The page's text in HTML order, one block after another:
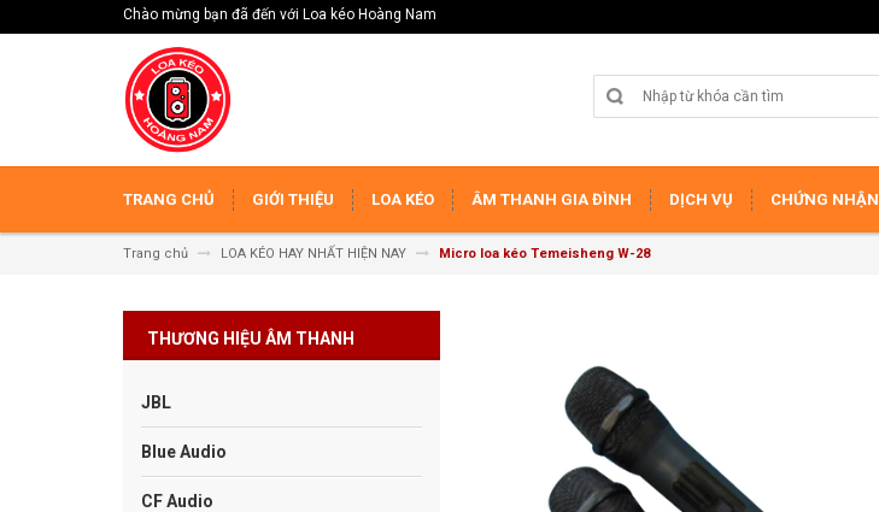
Chào mừng bạn đã đến với Loa kéo Hoàng Nam
TRANG CHỦ GIỚI THIỆU LOA KÉO ÂM THANH GIA ĐÌNH DỊCH VỤ CHỨNG NHẬN
Trang chủ LOA KÉO HAY NHẤT HIỆN NAY Micro loa kéo Temeisheng W-28
THƯƠNG HIỆU ÂM THANH
JBL
Blue Audio
CF Audio